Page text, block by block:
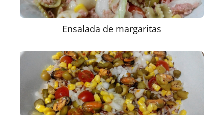
Ensalada de margaritas